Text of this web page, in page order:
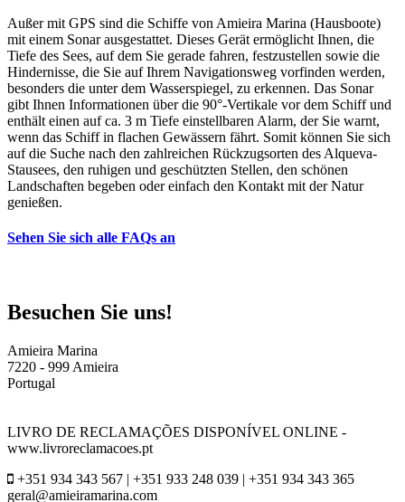
Außer mit GPS sind die Schiffe von Amieira Marina (Hausboote)
mit einem Sonar ausgestattet. Dieses Gerät ermöglicht Ihnen, die
Tiefe des Sees, auf dem Sie gerade fahren, festzustellen sowie die
Hindernisse, die Sie auf Ihrem Navigationsweg vorfinden werden,
besonders die unter dem Wasserspiegel, zu erkennen. Das Sonar
gibt Ihnen Informationen über die 90°-Vertikale vor dem Schiff und
enthält einen auf ca. 3 m Tiefe einstellbaren Alarm, der Sie warnt,
wenn das Schiff in flachen Gewässern fährt. Somit können Sie sich
auf die Suche nach den zahlreichen Rückzugsorten des Alqueva-
Stausees, den ruhigen und geschützten Stellen, den schönen
Landschaften begeben oder einfach den Kontakt mit der Natur
genießen.
Sehen Sie sich alle FAQs an
Besuchen Sie uns!
Amieira Marina
7220 - 999 Amieira
Portugal
LIVRO DE RECLAMAÇÕES DISPONÍVEL ONLINE -
www.livroreclamacoes.pt
+351 934 343 567 | +351 933 248 039 | +351 934 343 365
geral@amieiramarina.com